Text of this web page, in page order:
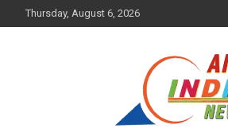
to
Thursday, August 6, 2026